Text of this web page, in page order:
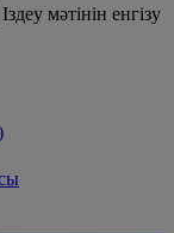
Іздеу мәтінін енгізу